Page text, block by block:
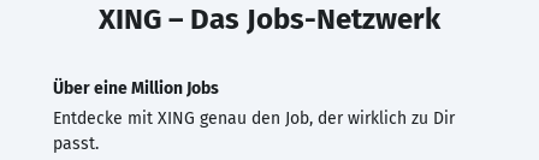
XING – Das Jobs-Netzwerk
Über eine Million Jobs
Entdecke mit XING genau den Job, der wirklich zu Dir
passt.